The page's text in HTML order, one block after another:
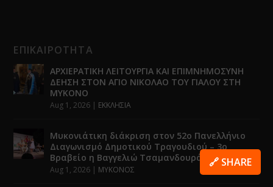
ΕΠΙΚΑΙΡΟΤΗΤΑ
ΑΡΧΙΕΡΑΤΙΚΗ ΛΕΙΤΟΥΡΓΙΑ ΚΑΙ ΕΠΙΜΝΗΜΟΣΥΝΗ
ΔΕΗΣΗ ΣΤΟΝ ΑΓΙΟ ΝΙΚΟΛΑΟ ΤΟΥ ΓΙΑΛΟΥ ΣΤΗ
ΜΥΚΟΝΟ
Aug 1, 2026 | ΕΚΚΛΗΣΙΑ
Μυκονιάτικη διάκριση στον 52ο Πανελλήνιο
Διαγωνισμό Δημοτικού Τραγουδιού – 3ο
Βραβείο η Βαγγελιώ Τσαμανδουράκη
Aug 1, 2026 | ΜΥΚΟΝΟΣ
🔗 SHARE